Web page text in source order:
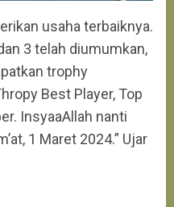
usaha terbaiknya.
3 telah diumumkan,
trophy
Best Player, Top
InsyaaAllah nanti
1 Maret 2024.” Ujar